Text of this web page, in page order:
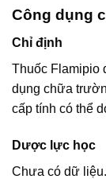
Công dụng
Chỉ định
Thuốc Flamipio
dụng chữa
cấp tính có thể
Dược lực học
Chưa có dữ liệu.